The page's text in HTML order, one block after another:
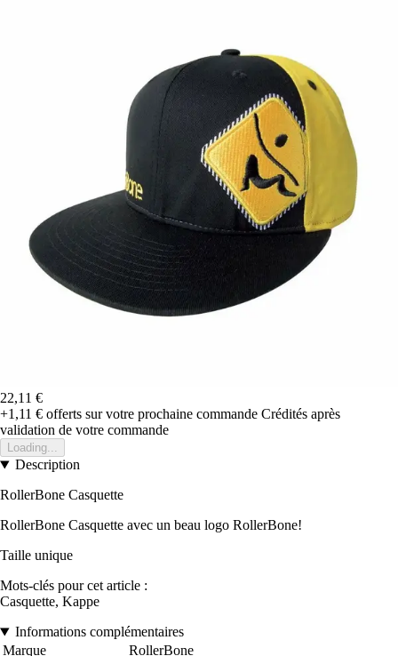
22,11 €
+1,11 € offerts sur votre prochaine commande Crédités après
validation de votre commande
Loading...
Description
RollerBone Casquette
RollerBone Casquette avec un beau logo RollerBone!
Taille unique
Mots-clés pour cet article :
Casquette, Kappe
Informations complémentaires
Marque
RollerBone